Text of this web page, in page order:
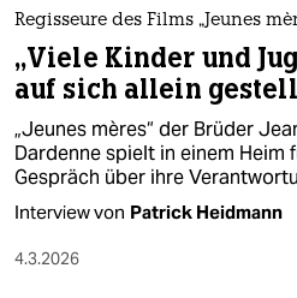
Regisseure des Films „Jeunes
„Viele Kinder und
auf sich allein
„Jeunes mères“ der Brüder
Dardenne spielt in einem Heim
Gespräch über ihre
Interview von Patrick Heidmann
4.3.2026